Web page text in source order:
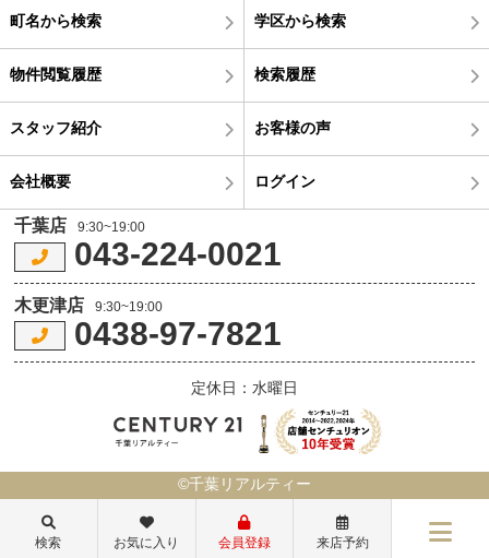
町名から検索 学区から検索
物件閲覧履歴 検索履歴
スタッフ紹介 お客様の声
会社概要 ログイン
千葉店 9:30~19:00
043-224-0021
木更津店 9:30~19:00
0438-97-7821
定休日：水曜日
©千葉リアルティー
検索 お気に入り 会員登録 来店予約